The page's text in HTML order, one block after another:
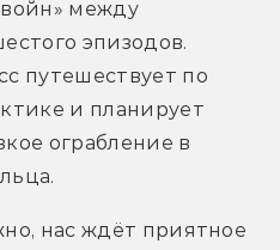
между
эпизодов.
путешествует по
и планирует
ограбление в
нас ждёт приятное